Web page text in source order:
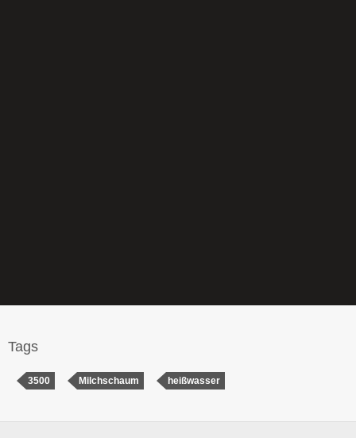
Tags
3500 Milchschaum heißwasser